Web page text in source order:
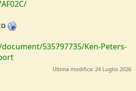
535797735/Ken-Peters-
Ultima modifica: 24 Luglio 2026